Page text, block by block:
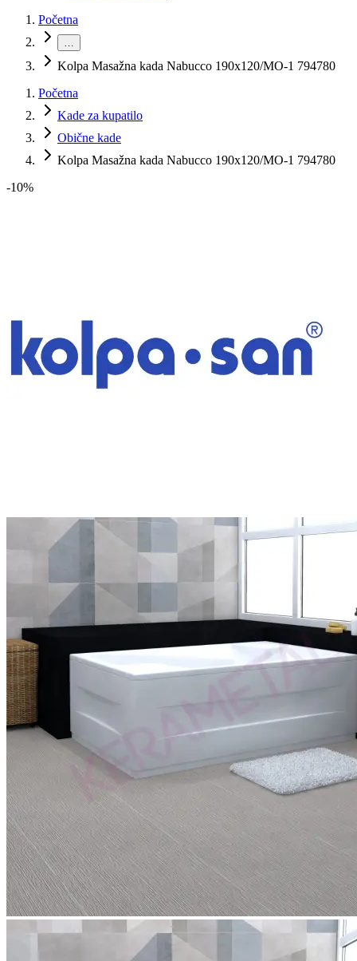
Početna
…
Kolpa Masažna kada Nabucco 190x120/MO-1 794780
Početna
Kade za kupatilo
Obične kade
Kolpa Masažna kada Nabucco 190x120/MO-1 794780
-10%